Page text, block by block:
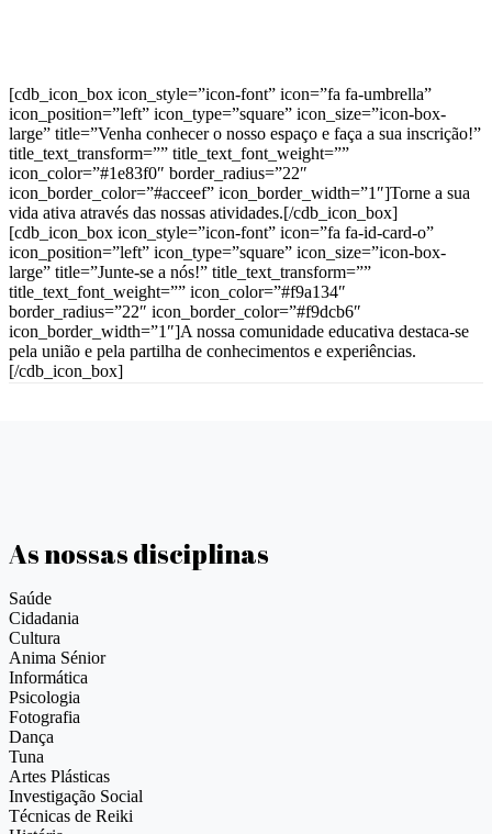
[cdb_icon_box icon_style=”icon-font” icon=”fa fa-umbrella”
icon_position=”left” icon_type=”square” icon_size=”icon-box-
large” title=”Venha conhecer o nosso espaço e faça a sua inscrição!”
title_text_transform=”” title_text_font_weight=””
icon_color=”#1e83f0″ border_radius=”22″
icon_border_color=”#acceef” icon_border_width=”1″]Torne a sua
vida ativa através das nossas atividades.[/cdb_icon_box]
[cdb_icon_box icon_style=”icon-font” icon=”fa fa-id-card-o”
icon_position=”left” icon_type=”square” icon_size=”icon-box-
large” title=”Junte-se a nós!” title_text_transform=””
title_text_font_weight=”” icon_color=”#f9a134″
border_radius=”22″ icon_border_color=”#f9dcb6″
icon_border_width=”1″]A nossa comunidade educativa destaca-se
pela união e pela partilha de conhecimentos e experiências.
[/cdb_icon_box]
As nossas disciplinas
Saúde
Cidadania
Cultura
Anima Sénior
Informática
Psicologia
Fotografia
Dança
Tuna
Artes Plásticas
Investigação Social
Técnicas de Reiki